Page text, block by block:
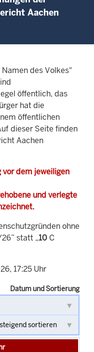
Aachen
des Volkes"
öffentlich, das
hat die
öffentlichen
dieser Seite finden
Aachen
vor dem jeweiligen
und verlegte
ohne
statt „10 C
17:25 Uhr
Datum und Sortierung